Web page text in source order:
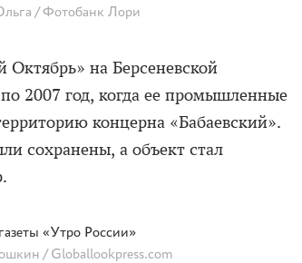
/ Фотобанк Лори
на Берсеневской
2007 год, когда ее промышленные
концерна «Бабаевский».
сохранены, а объект стал
«Утро России»
/ Globallookpress.com